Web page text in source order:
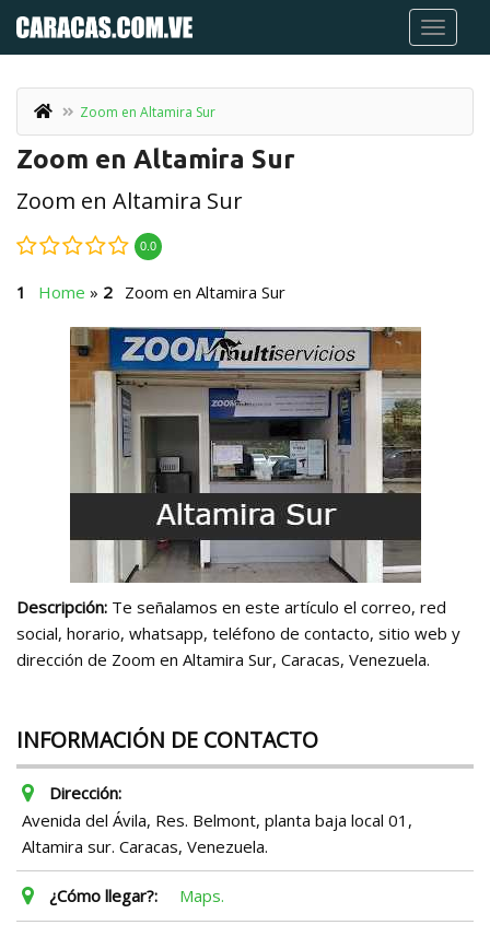
Zoom en Altamira Sur
Zoom en Altamira Sur
Zoom en Altamira Sur
0.0
Home » Zoom en Altamira Sur
Descripción: Te señalamos en este artículo el correo, red
social, horario, whatsapp, teléfono de contacto, sitio web y
dirección de Zoom en Altamira Sur, Caracas, Venezuela.
INFORMACIÓN DE CONTACTO
Dirección:
Avenida del Ávila, Res. Belmont, planta baja local 01,
Altamira sur. Caracas, Venezuela.
¿Cómo llegar?: Maps.